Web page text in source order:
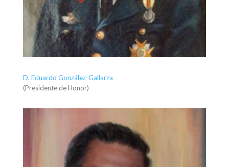
D. Eduardo González-Gallarza
(Presidente de Honor)